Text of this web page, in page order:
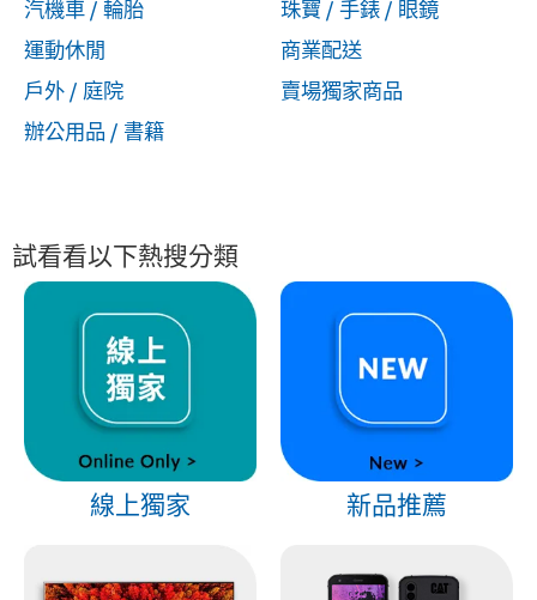
汽機車 / 輪胎
運動休閒
戶外 / 庭院
辦公用品 / 書籍
珠寶 / 手錶 / 眼鏡
商業配送
賣場獨家商品
試看看以下熱搜分類
線上獨家 新品推薦